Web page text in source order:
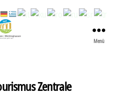
Stadt
Menü
Zentrale